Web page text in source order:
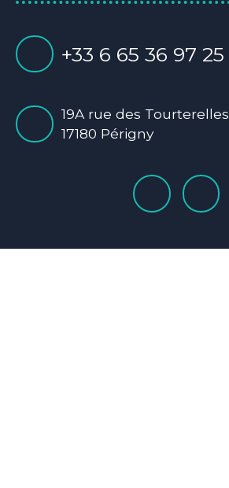
+33 6 65 36 97 25
19A rue des Tourterelles
17180 Périgny